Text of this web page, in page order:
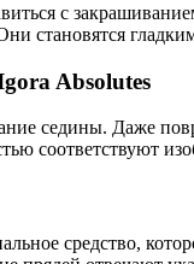
с
становятся
Absolutes
седины. Даже
соответствуют
средство,